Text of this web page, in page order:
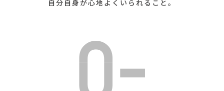
自分自身が心地よくいられること。